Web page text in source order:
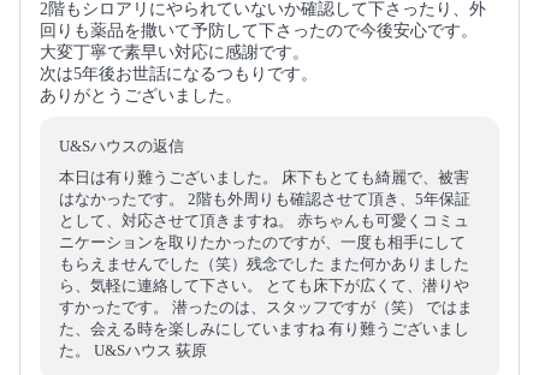
2階もシロアリにやられていないか確認して下さったり、外
回りも薬品を撒いて予防して下さったので今後安心です。
大変丁寧で素早い対応に感謝です。
次は5年後お世話になるつもりです。
ありがとうございました。
U&Sハウスの返信
本日は有り難うございました。 床下もとても綺麗で、被害
はなかったです。 2階も外周りも確認させて頂き、5年保証
として、対応させて頂きますね。 赤ちゃんも可愛くコミュ
ニケーションを取りたかったのですが、一度も相手にして
もらえませんでした（笑）残念でした また何かありました
ら、気軽に連絡して下さい。 とても床下が広くて、潜りや
すかったです。 潜ったのは、スタッフですが（笑） ではま
た、会える時を楽しみにしていますね 有り難うございまし
た。 U&Sハウス 荻原